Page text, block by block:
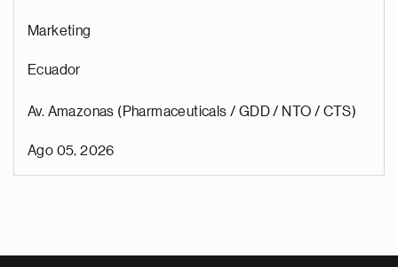
Marketing
Ecuador
Av. Amazonas (Pharmaceuticals / GDD / NTO / CTS)
Ago 05, 2026